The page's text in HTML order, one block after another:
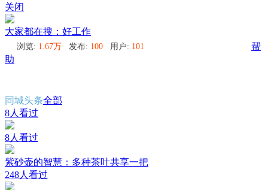
关闭
大家都在搜：好工作
浏览: 1.67万 发布: 100 用户: 101
帮
助
同城头条全部
8人看过
8人看过
紫砂壶的智慧：多种茶叶共享一把
248人看过